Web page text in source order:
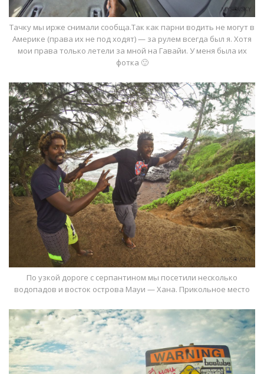
Тачку мы ирже снимали сообща.Так как парни водить не могут в
Америке (права их не под ходят) — за рулем всегда был я. Хотя
мои права только летели за мной на Гавайи. У меня была их
фотка 🙂
По узкой дороге с серпантином мы посетили несколько
водопадов и восток острова Мауи — Хана. Прикольное место